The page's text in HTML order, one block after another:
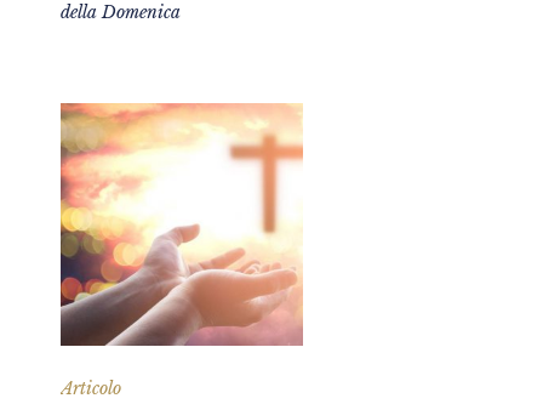
della Domenica
Articolo